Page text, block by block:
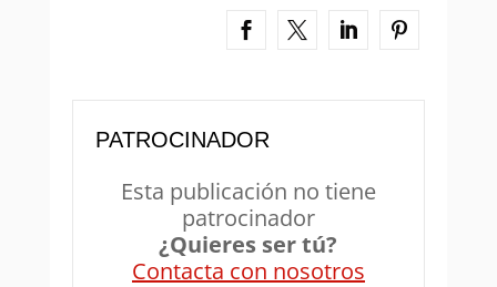
PATROCINADOR
Esta publicación no tiene
patrocinador
¿Quieres ser tú?
Contacta con nosotros